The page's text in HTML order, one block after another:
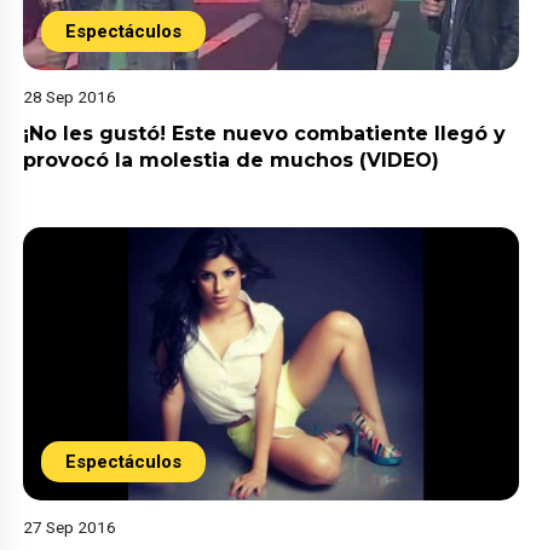
Espectáculos
28 Sep 2016
¡No les gustó! Este nuevo combatiente llegó y
provocó la molestia de muchos (VIDEO)
Espectáculos
27 Sep 2016